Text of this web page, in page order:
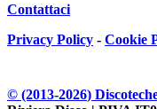
Contattaci
Privacy Policy - Cookie
© (2013-2026)